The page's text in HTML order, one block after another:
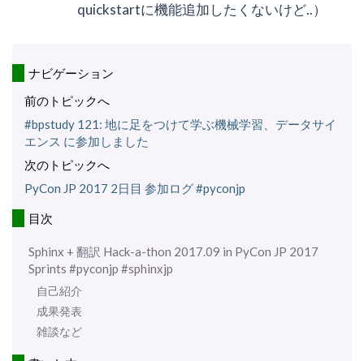
quickstartに機能追加したくないけど..）
ナビゲーション
前のトピックへ
#bpstudy 121: 地に足をつけて学ぶ機械学習、データサイ
エンス に参加しました
次のトピックへ
PyCon JP 2017 2日目 参加ログ #pyconjp
目次
Sphinx + 翻訳 Hack-a-thon 2017.09 in PyCon JP 2017
Sprints #pyconjp #sphinxjp
自己紹介
成果発表
雑談など